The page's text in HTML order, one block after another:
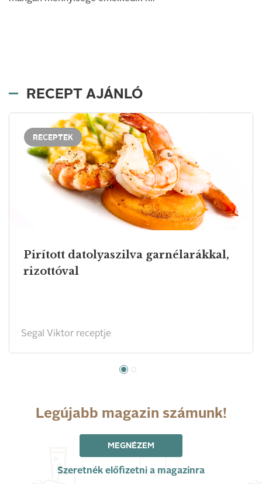
RECEPT AJÁNLÓ
RECEPTEK
Pirított datolyaszilva garnélarákkal,
rizottóval
Segal Viktor receptje
Legújabb magazin számunk!
MEGNÉZEM
Szeretnék előfizetni a magazinra